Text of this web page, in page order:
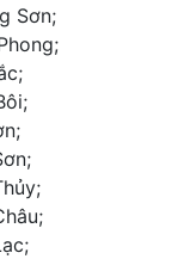
Sơn;